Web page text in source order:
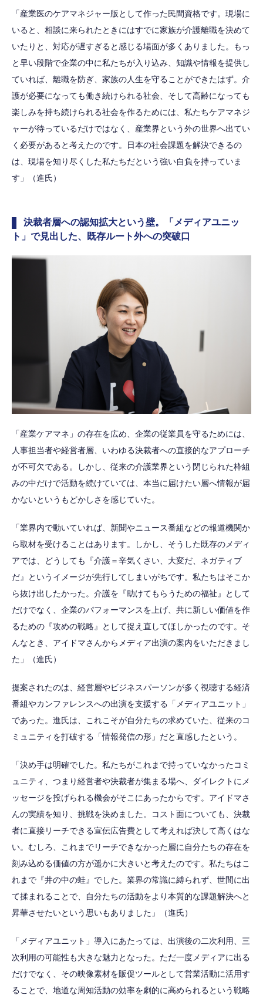
「産業医のケアマネジャー版として作った民間資格です。現場に
いると、相談に来られたときにはすでに家族が介護離職を決めて
いたりと、対応が遅すぎると感じる場面が多くありました。もっ
と早い段階で企業の中に私たちが入り込み、知識や情報を提供し
ていれば、離職を防ぎ、家族の人生を守ることができたはず。介
護が必要になっても働き続けられる社会、そして高齢になっても
楽しみを持ち続けられる社会を作るためには、私たちケアマネジ
ャーが待っているだけではなく、産業界という外の世界へ出てい
く必要があると考えたのです。日本の社会課題を解決できるの
は、現場を知り尽くした私たちだという強い自負を持っていま
す」（進氏）
決裁者層への認知拡大という壁。「メディアユニッ
ト」で見出した、既存ルート外への突破口
「産業ケアマネ」の存在を広め、企業の従業員を守るためには、
人事担当者や経営者層、いわゆる決裁者への直接的なアプローチ
が不可欠である。しかし、従来の介護業界という閉じられた枠組
みの中だけで活動を続けていては、本当に届けたい層へ情報が届
かないというもどかしさを感じていた。
「業界内で動いていれば、新聞やニュース番組などの報道機関か
ら取材を受けることはあります。しかし、そうした既存のメディ
アでは、どうしても『介護＝辛気くさい、大変だ、ネガティブ
だ』というイメージが先行してしまいがちです。私たちはそこか
ら抜け出したかった。介護を『助けてもらうための福祉』として
だけでなく、企業のパフォーマンスを上げ、共に新しい価値を作
るための『攻めの戦略』として捉え直してほしかったのです。そ
んなとき、アイドマさんからメディア出演の案内をいただきまし
た」（進氏）
提案されたのは、経営層やビジネスパーソンが多く視聴する経済
番組やカンファレンスへの出演を支援する「メディアユニット」
であった。進氏は、これこそが自分たちの求めていた、従来のコ
ミュニティを打破する「情報発信の形」だと直感したという。
「決め手は明確でした。私たちがこれまで持っていなかったコミ
ュニティ、つまり経営者や決裁者が集まる場へ、ダイレクトにメ
ッセージを投げられる機会がそこにあったからです。アイドマさ
んの実績を知り、挑戦を決めました。コスト面についても、決裁
者に直接リーチできる宣伝広告費として考えれば決して高くはな
い。むしろ、これまでリーチできなかった層に自分たちの存在を
刻み込める価値の方が遥かに大きいと考えたのです。私たちはこ
れまで『井の中の蛙』でした。業界の常識に縛られず、世間に出
て揉まれることで、自分たちの活動をより本質的な課題解決へと
昇華させたいという思いもありました」（進氏）
「メディアユニット」導入にあたっては、出演後の二次利用、三
次利用の可能性も大きな魅力となった。ただ一度メディアに出る
だけでなく、その映像素材を販促ツールとして営業活動に活用す
ることで、地道な周知活動の効率を劇的に高められるという戦略